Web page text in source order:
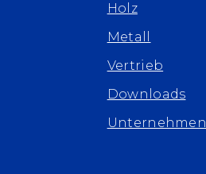
Holz
Metall
Vertrieb
Downloads
Unternehmen